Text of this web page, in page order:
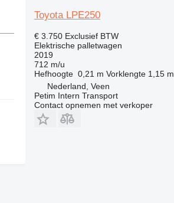
Toyota LPE250
€ 3.750 Exclusief BTW
Elektrische palletwagen
2019
712 m/u
Hefhoogte 0,21 m Vorklengte 1,15 m
Nederland, Veen
Petim Intern Transport
Contact opnemen met verkoper